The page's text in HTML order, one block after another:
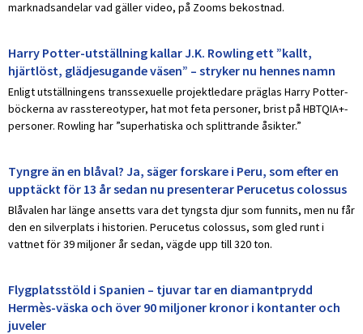
marknadsandelar vad gäller video, på Zooms bekostnad.
Harry Potter-utställning kallar J.K. Rowling ett ”kallt,
hjärtlöst, glädjesugande väsen” – stryker nu hennes namn
Enligt utställningens transsexuelle projektledare präglas Harry Potter-
böckerna av rasstereotyper, hat mot feta personer, brist på HBTQIA+-
personer. Rowling har ”superhatiska och splittrande åsikter.”
Tyngre än en blåval? Ja, säger forskare i Peru, som efter en
upptäckt för 13 år sedan nu presenterar Perucetus colossus
Blåvalen har länge ansetts vara det tyngsta djur som funnits, men nu får
den en silverplats i historien. Perucetus colossus, som gled runt i
vattnet för 39 miljoner år sedan, vägde upp till 320 ton.
Flygplatsstöld i Spanien – tjuvar tar en diamantprydd
Hermès-väska och över 90 miljoner kronor i kontanter och
juveler